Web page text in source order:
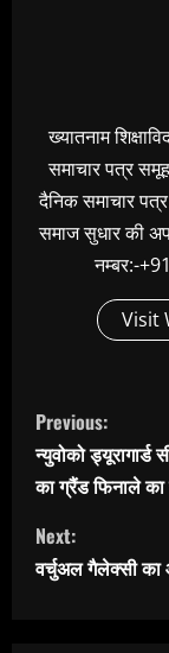
ख्यातनाम
समाचार पत्र
दैनिक समाचार
समाज सुधार की
नम्बर:-
Visit
C
o
n
t
i
Previous:
न्युवोको
का ग्रैंड फिनाले का
Next:
वर्चुअल गैलेक्सी